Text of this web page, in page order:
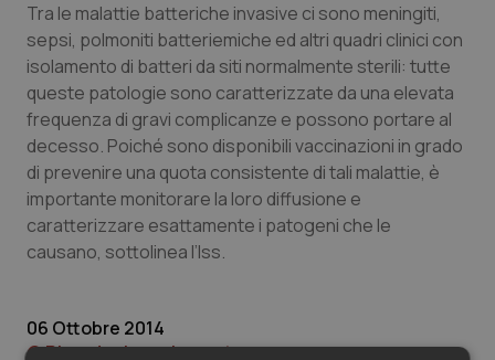
Psoriasi & pelle
Quotidiano Cardiologia
Quotidiano Chirurgia
Quotidiano Oncologia
Rene & patologie urogenitali
Tra le malattie batteriche invasive ci sono meningiti,
sepsi, polmoniti batteriemiche ed altri quadri clinici con
isolamento di batteri da siti normalmente sterili: tutte
queste patologie sono caratterizzate da una elevata
frequenza di gravi complicanze e possono portare al
decesso. Poiché sono disponibili vaccinazioni in grado
di prevenire una quota consistente di tali malattie, è
importante monitorare la loro diffusione e
caratterizzare esattamente i patogeni che le
causano, sottolinea l’Iss.
06 Ottobre 2014
© Riproduzione riservata